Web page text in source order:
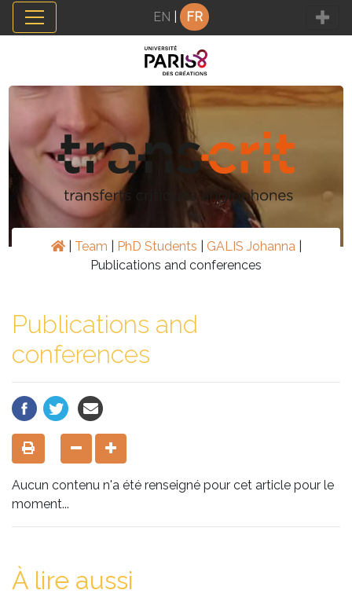
Panneau de gestion des cookies
EN FR
Team PhD Students GALIS Johanna
Publications and conferences
Publications and
conferences
Aucun contenu n'a été renseigné pour cet article pour le
moment...
À lire aussi